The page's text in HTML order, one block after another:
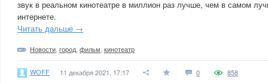
звук в реальном кинотеатре в миллион раз лучше, чем в самом
интернете.
Читать дальше →
Новости город фильм кинотеатр
WOFF 11 декабря 2021, 17:17 0 858